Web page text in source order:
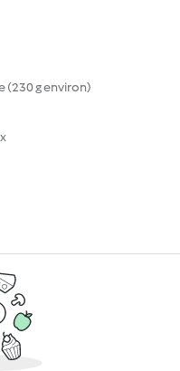
(230 g environ)